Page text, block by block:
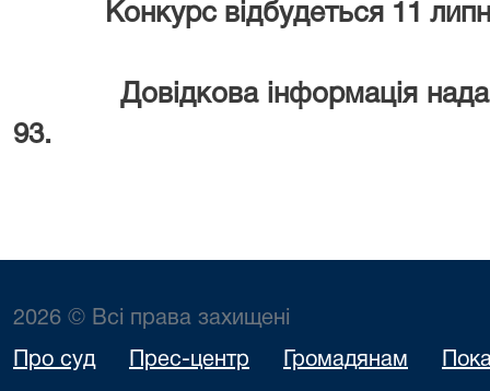
Конкурс відбудеться 11
Довідкова інформація
93.
2026 © Всі права захищені
Про суд Прес-центр Громадянам